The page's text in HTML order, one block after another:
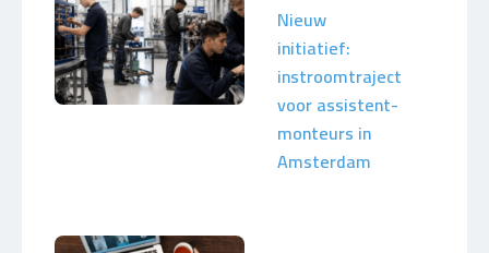
Nieuw
initiatief:
instroomtraject
voor assistent-
monteurs in
Amsterdam